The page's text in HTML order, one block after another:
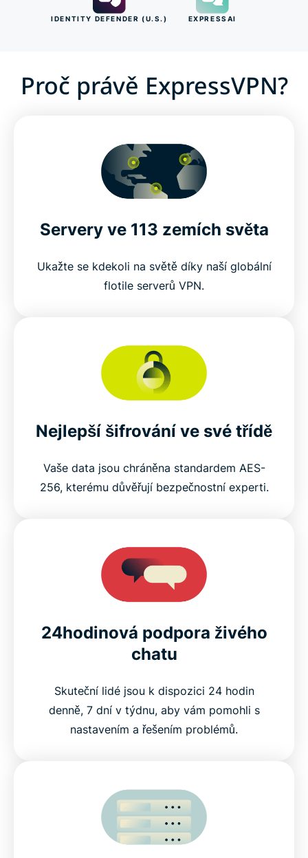
IDENTITY DEFENDER (U.S.) EXPRESSAI
Proč právě ExpressVPN?
Servery ve 113 zemích světa
Ukažte se kdekoli na světě díky naší globální
flotile serverů VPN.
Nejlepší šifrování ve své třídě
Vaše data jsou chráněna standardem AES-
256, kterému důvěřují bezpečnostní experti.
24hodinová podpora živého
chatu
Skuteční lidé jsou k dispozici 24 hodin
denně, 7 dní v týdnu, aby vám pomohli s
nastavením a řešením problémů.